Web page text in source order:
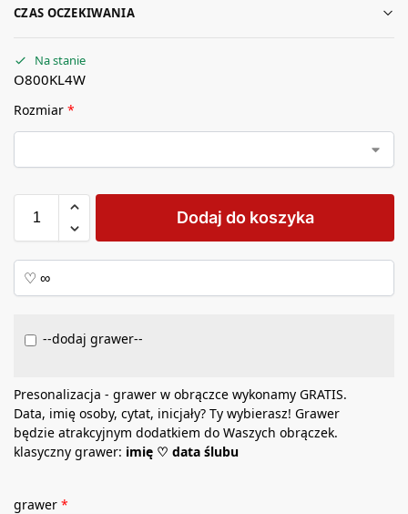
CZAS OCZEKIWANIA
Na stanie
O800KL4W
Rozmiar *
Dodaj do koszyka
--dodaj grawer--
Presonalizacja - grawer w obrączce wykonamy GRATIS.
Data, imię osoby, cytat, inicjały? Ty wybierasz! Grawer
będzie atrakcyjnym dodatkiem do Waszych obrączek.
klasyczny grawer: imię ♡ data ślubu
grawer *